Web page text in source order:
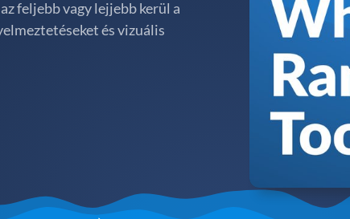
feljebb vagy lejjebb kerül a
és vizuális